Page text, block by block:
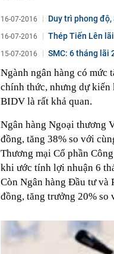
23:28
4 dấu
23:12
Quốc
vượt
23:01
Người
nghề
23:00
Tiếp
sao
biết bí
22:34
Ngôi
22:31
Giá
22:30
Một
22:08
Lời
16-07-2016 Duy trì phong
16-07-2016 Thép Tiến Lên
15-07-2016 SMC: 6 tháng lãi
Ngành ngân hàng có mức
chính thức, nhưng dự
BIDV là rất khả quan.
Ngân hàng Ngoại thương
đồng, tăng 38% so với
Thương mại Cổ phần
khi ước tính lợi nhuận 6
Còn Ngân hàng Đầu tư và
đồng, tăng trưởng 20% so